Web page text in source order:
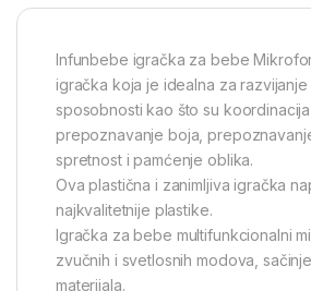
Infunbebe igračka za bebe
igračka koja je idealna za razvijanje
sposobnosti kao što su koordinacija
prepoznavanje boja,
spretnost i pamćenje oblika.
Ova plastična i zanimljiva igračka
najkvalitetnije plastike.
Igračka za bebe multifunkcionalni
zvučnih i svetlosnih modova,
materijala.